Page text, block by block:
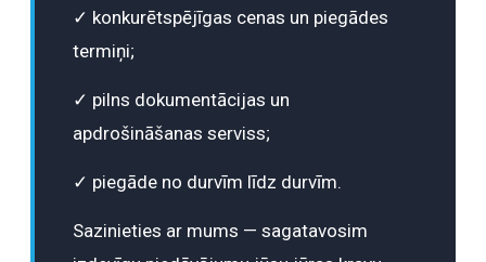
✓ konkurētspējīgas cenas un piegādes
termiņi;
✓ pilns dokumentācijas un
apdrošināšanas serviss;
✓ piegāde no durvīm līdz durvīm.
Sazinieties ar mums — sagatavosim